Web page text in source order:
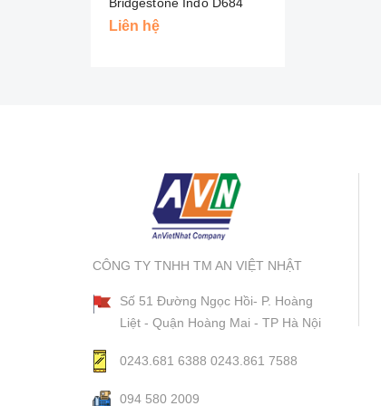
Liên hệ
CÔNG TY TNHH TM AN VIỆT NHẬT
Số 51 Đường Ngọc Hồi- P. Hoàng
Liệt - Quận Hoàng Mai - TP Hà Nội
0243.681 6388 0243.861 7588
094 580 2009